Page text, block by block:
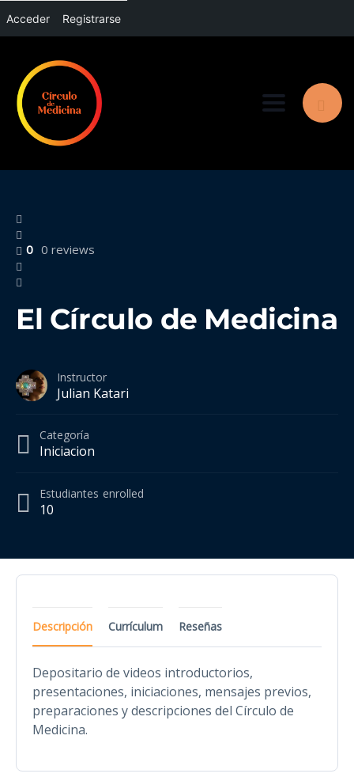
Acceder Registrarse
Toggle
0 0 reviews
El Círculo de Medicina
Instructor
Julian Katari
Categoría
Iniciacion
10
Estudiantes enrolled
Descripción Currículum Reseñas
Depositario de videos introductorios,
presentaciones, iniciaciones, mensajes previos,
preparaciones y descripciones del Círculo de
Medicina.